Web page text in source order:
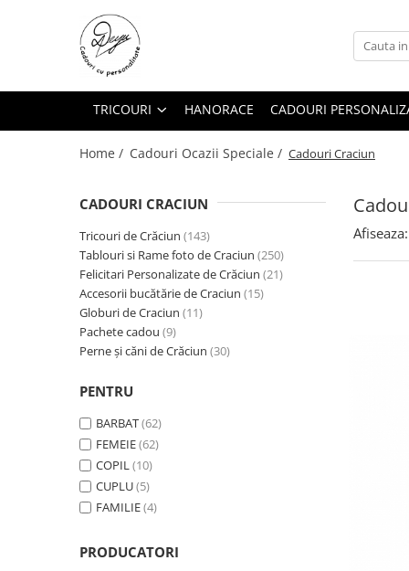
TRICOURI
Tricouri cu Mesaje
Tricouri Mecanici
Tricouri Fermieri
Tricouri Bere
Tricouri Rock si Tribal
Cadouri Personalizate
Sacose si Rucsacuri
Sorturi de Bucatarie Personalizate
Magneti de frigider
Puzzle Personalizat
Mousepad Personalizat
Ceasuri Personalizate
Rame Foto Personalizate
Cadouri Ocazii Speciale
8 Martie
Cadouri pentru EL
Cadouri Craciun
Pachete cadou
Globuri de Craciun
Perne și căni de Crăciun
Accesorii bucătărie de Craciun
Tricouri de Crăciun
Tablouri si Rame foto de Craciun
Felicitari Personalizate de Crăciun
TRICOURI HANORACE CADOURI
Home / Cadouri Ocazii Speciale / Cadouri Craciun
CADOURI CRACIUN
Tricouri de Crăciun (143)
Tablouri si Rame foto de Craciun (250)
Felicitari Personalizate de Crăciun (21)
Accesorii bucătărie de Craciun (15)
Globuri de Craciun (11)
Pachete cadou (9)
Perne și căni de Crăciun (30)
PENTRU
BARBAT(62)
FEMEIE(62)
COPIL(10)
CUPLU(5)
FAMILIE(4)
PRODUCATORI
Afiseaza: